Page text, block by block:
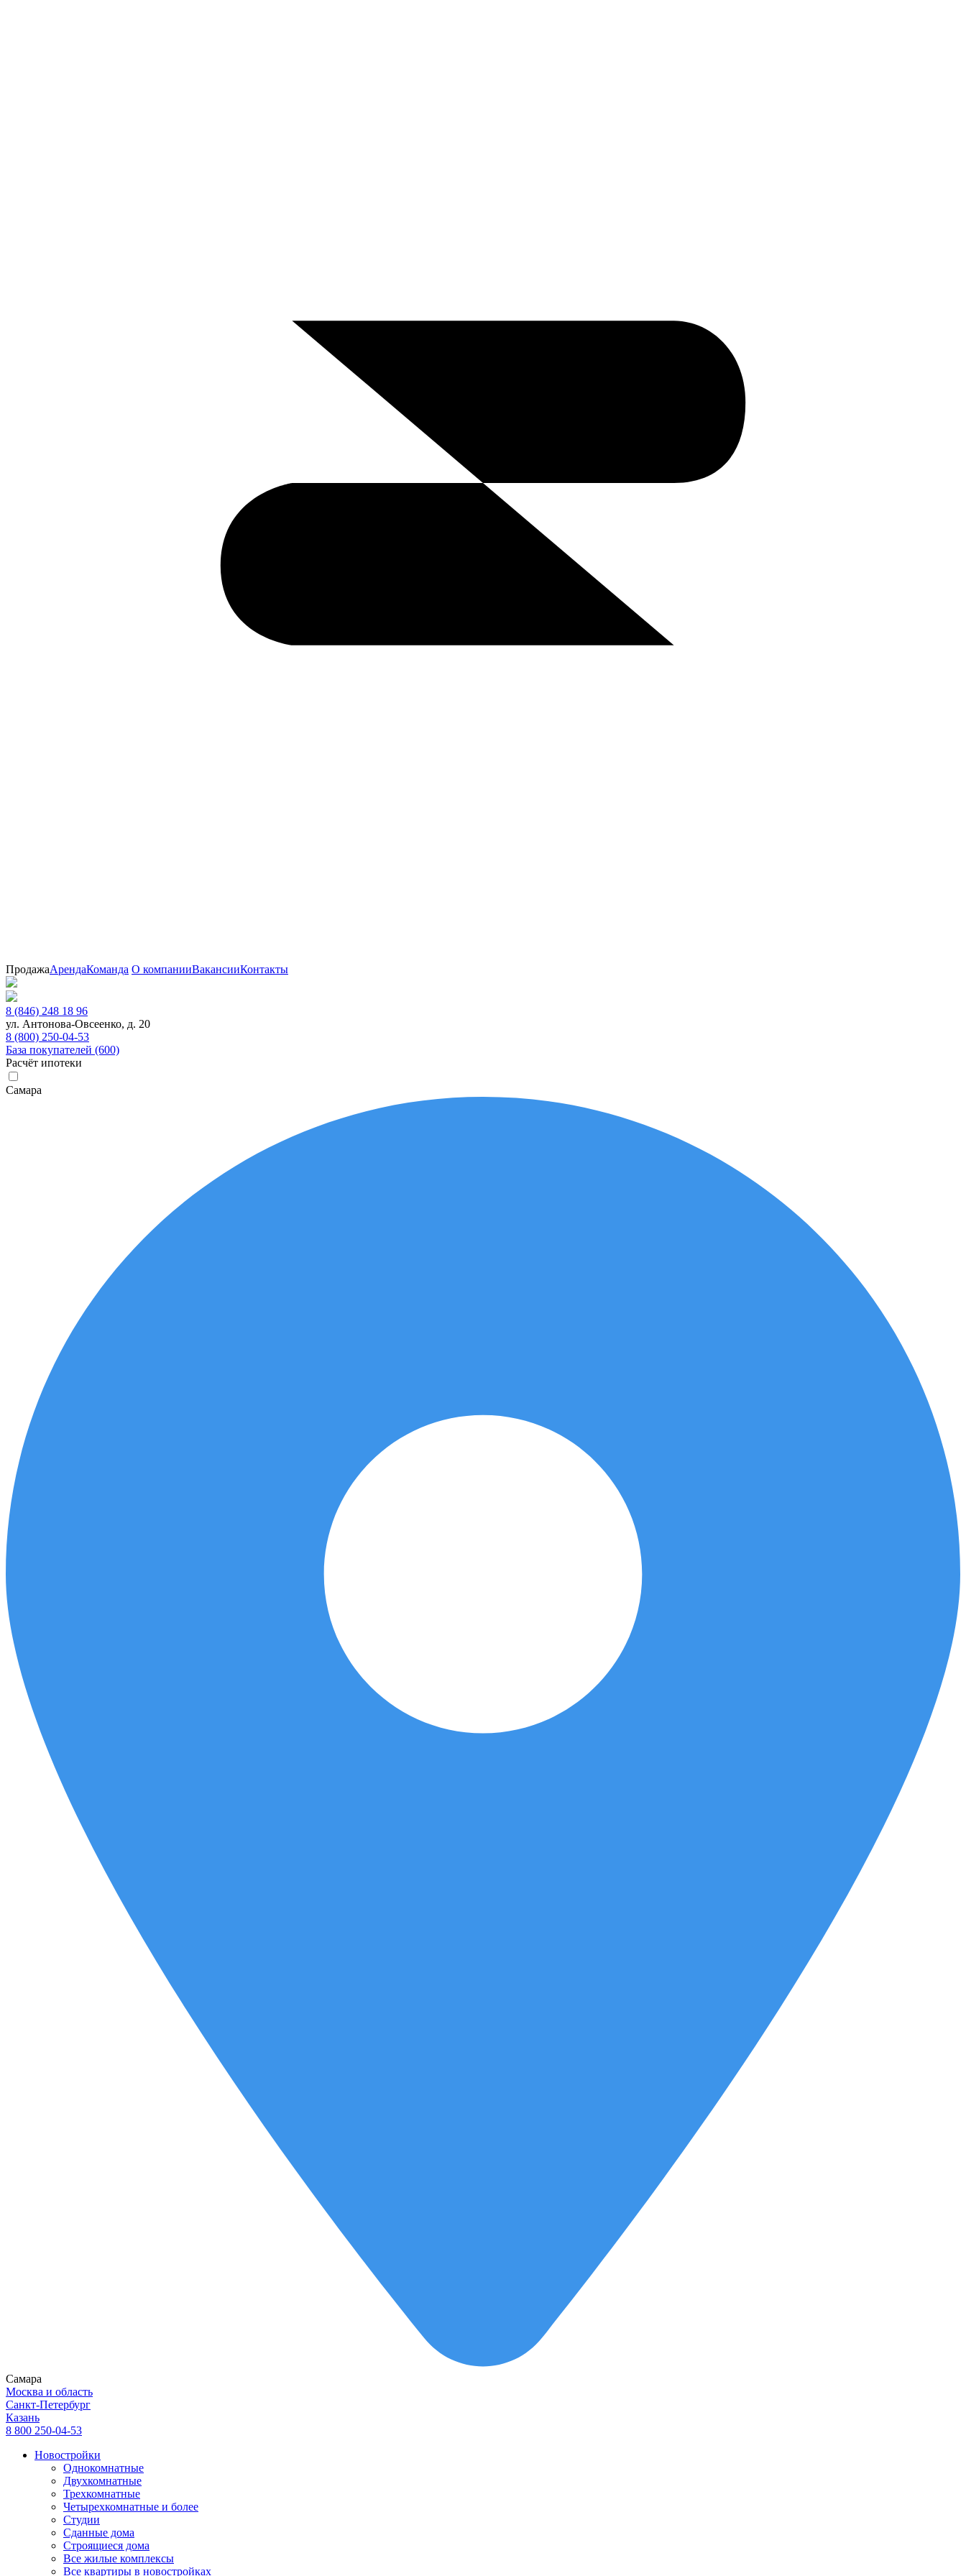
ПродажаАрендаКоманда О компанииВакансииКонтакты
8 (846) 248 18 96
ул. Антонова-Овсеенко, д. 20
8 (800) 250-04-53
База покупателей (600)
Расчёт ипотеки
Самара
Самара
Москва и область
Санкт-Петербург
Казань
8 800 250-04-53
Новостройки
Однокомнатные
Двухкомнатные
Трехкомнатные
Четырехкомнатные и более
Студии
Сданные дома
Строящиеся дома
Все жилые комплексы
Все квартиры в новостройках